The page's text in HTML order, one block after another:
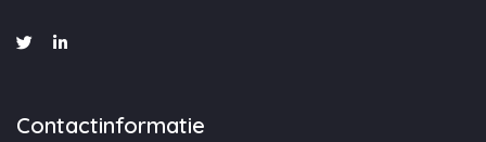
Contactinformatie